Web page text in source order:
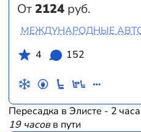
От2124 руб.
МЕЖДУНАРОДНЫЕ
4
152
Пересадка в Элисте - 2
19 часовв пути